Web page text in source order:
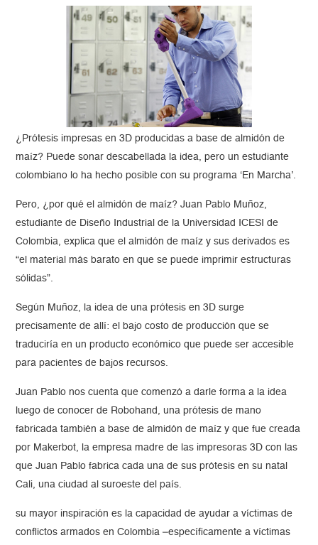
¿Prótesis impresas en 3D producidas a base de almidón de
maíz? Puede sonar descabellada la idea, pero un estudiante
colombiano lo ha hecho posible con su programa ‘En Marcha’.
Pero, ¿por qué el almidón de maíz? Juan Pablo Muñoz,
estudiante de Diseño Industrial de la Universidad ICESI de
Colombia, explica que el almidón de maíz y sus derivados es
“el material más barato en que se puede imprimir estructuras
sólidas”.
Según Muñoz, la idea de una prótesis en 3D surge
precisamente de allí: el bajo costo de producción que se
traduciría en un producto económico que puede ser accesible
para pacientes de bajos recursos.
Juan Pablo nos cuenta que comenzó a darle forma a la idea
luego de conocer de Robohand, una prótesis de mano
fabricada también a base de almidón de maíz y que fue creada
por Makerbot, la empresa madre de las impresoras 3D con las
que Juan Pablo fabrica cada una de sus prótesis en su natal
Cali, una ciudad al suroeste del país.
su mayor inspiración es la capacidad de ayudar a víctimas de
conflictos armados en Colombia –específicamente a víctimas